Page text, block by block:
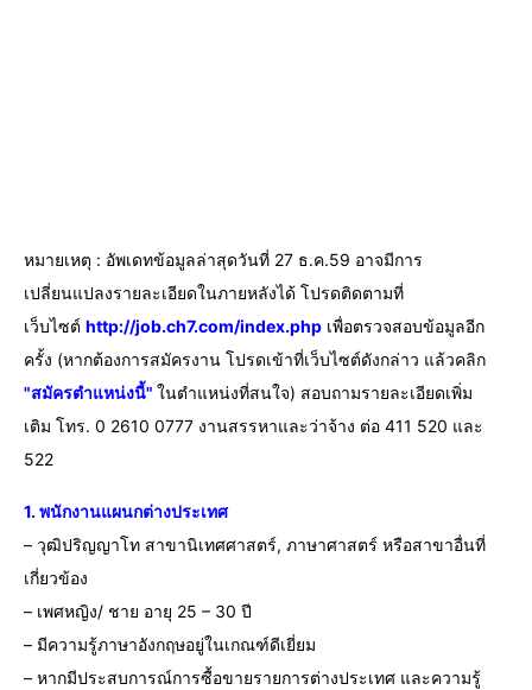
หมายเหตุ : อัพเดทข้อมูลล่าสุดวันที่ 27 ธ.ค.59 อาจมีการ
เปลี่ยนแปลงรายละเอียดในภายหลังได้ โปรดติดตามที่
เว็บไซต์ http://job.ch7.com/index.php เพื่อตรวจสอบข้อมูลอีก
ครั้ง (หากต้องการสมัครงาน โปรดเข้าที่เว็บไซต์ดังกล่าว แล้วคลิก
"สมัครตำแหน่งนี้" ในตำแหน่งที่สนใจ) สอบถามรายละเอียดเพิ่ม
เติม โทร. 0 2610 0777 งานสรรหาและว่าจ้าง ต่อ 411 520 และ
522
1. พนักงานแผนกต่างประเทศ
– วุฒิปริญญาโท สาขานิเทศศาสตร์, ภาษาศาสตร์ หรือสาขาอื่นที่
เกี่ยวข้อง
– เพศหญิง/ ชาย อายุ 25 – 30 ปี
– มีความรู้ภาษาอังกฤษอยู่ในเกณฑ์ดีเยี่ยม
– หากมีประสบการณ์การซื้อขายรายการต่างประเทศ และความรู้